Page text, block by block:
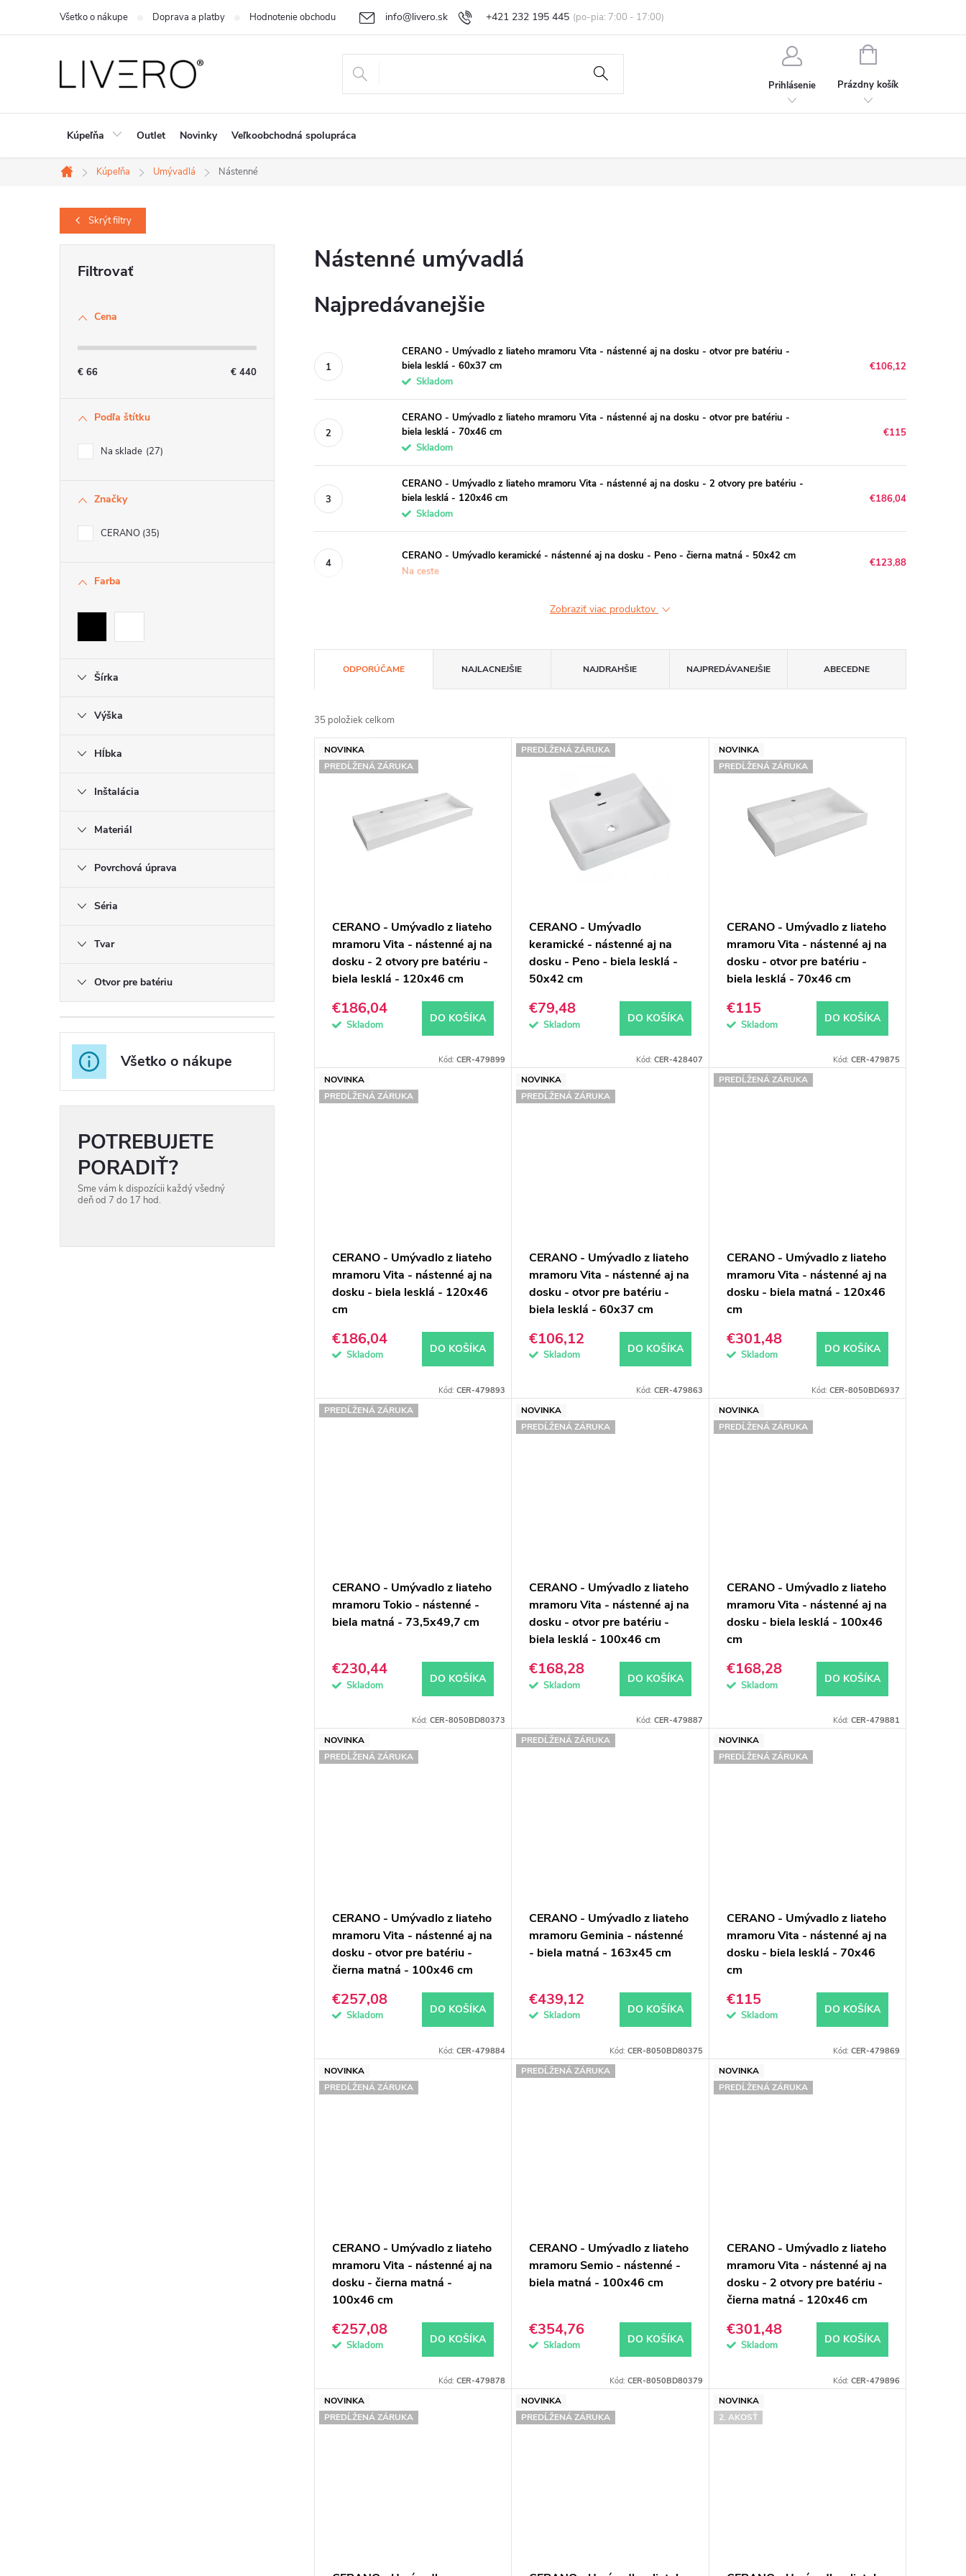
+421 232 195 445
info@livero.sk
Všetko o nákupe Doprava a platby Hodnotenie obchodu Vrátenie tovaru a reklamácia Obchodné podmienky Podmienky ochrany osobných údajov
Prihlásenie
NÁKUPNÝ
Prázdny košík
Kúpeľňa Outlet Novinky Veľkoobchodná spolupráca
Domov
Kúpeľňa Umývadlá Nástenné
Skrýtfiltry
Cena
€ 66 € 440
Podľa štítku
Na sklade 27
Značky
CERANO 35
Farba
Šírka
Výška
Hĺbka
Inštalácia
Materiál
Povrchová úprava
Séria
Tvar
Otvor pre batériu
Všetko o nákupe
POTREBUJETE
PORADIŤ?
Sme vám k dispozícii každý všedný
deň od 7 do 17 hod.
Nástenné umývadlá
Najpredávanejšie
CERANO - Umývadlo z liateho mramoru Vita - nástenné aj na dosku - otvor pre batériu -
biela lesklá - 60x37 cm
Skladom
€106,12
CERANO - Umývadlo z liateho mramoru Vita - nástenné aj na dosku - otvor pre batériu -
biela lesklá - 70x46 cm
Skladom
€115
CERANO - Umývadlo z liateho mramoru Vita - nástenné aj na dosku - 2 otvory pre batériu -
biela lesklá - 120x46 cm
Skladom
€186,04
CERANO - Umývadlo keramické - nástenné aj na dosku - Peno - čierna matná - 50x42 cm
Na ceste
€123,88
Zobraziť viac produktov
a
d
e
n
v
ODPORÚČAME NAJLACNEJŠIE NAJDRAHŠIE NAJPREDÁVANEJŠIE ABECEDNE
35 položiek celkom
V
ý
o
NOVINKA
PREDĹŽENÁ ZÁRUKA
CERANO - Umývadlo z liateho
mramoru Vita - nástenné aj na
dosku - 2 otvory pre batériu -
biela lesklá - 120x46 cm
€186,04
Skladom DO KOŠÍKA
Kód:CER-479899
PREDĹŽENÁ ZÁRUKA
CERANO - Umývadlo
keramické - nástenné aj na
dosku - Peno - biela lesklá -
50x42 cm
€79,48
Skladom DO KOŠÍKA
Kód: CER-428407
NOVINKA
PREDĹŽENÁ ZÁRUKA
CERANO - Umývadlo z liateho
mramoru Vita - nástenné aj na
dosku - otvor pre batériu -
biela lesklá - 70x46 cm
€115
Skladom DO KOŠÍKA
Kód: CER-479875
NOVINKA
PREDĹŽENÁ ZÁRUKA
CERANO - Umývadlo z liateho
mramoru Vita - nástenné aj na
dosku - biela lesklá - 120x46
cm
€186,04
Skladom DO KOŠÍKA
Kód:CER-479893
NOVINKA
PREDĹŽENÁ ZÁRUKA
CERANO - Umývadlo z liateho
mramoru Vita - nástenné aj na
dosku - otvor pre batériu -
biela lesklá - 60x37 cm
€106,12
Skladom DO KOŠÍKA
Kód: CER-479863
PREDĹŽENÁ ZÁRUKA
CERANO - Umývadlo z liateho
mramoru Vita - nástenné aj na
dosku - biela matná - 120x46
cm
€301,48
Skladom DO KOŠÍKA
Kód: CER-8050BD6937
PREDĹŽENÁ ZÁRUKA
CERANO - Umývadlo z liateho
mramoru Tokio - nástenné -
biela matná - 73,5x49,7 cm
€230,44
Skladom DO KOŠÍKA
Kód:CER-8050BD80373
NOVINKA
PREDĹŽENÁ ZÁRUKA
CERANO - Umývadlo z liateho
mramoru Vita - nástenné aj na
dosku - otvor pre batériu -
biela lesklá - 100x46 cm
€168,28
Skladom DO KOŠÍKA
Kód: CER-479887
NOVINKA
PREDĹŽENÁ ZÁRUKA
CERANO - Umývadlo z liateho
mramoru Vita - nástenné aj na
dosku - biela lesklá - 100x46
cm
€168,28
Skladom DO KOŠÍKA
Kód: CER-479881
NOVINKA
PREDĹŽENÁ ZÁRUKA
CERANO - Umývadlo z liateho
mramoru Vita - nástenné aj na
dosku - otvor pre batériu -
čierna matná - 100x46 cm
€257,08
Skladom DO KOŠÍKA
Kód:CER-479884
PREDĹŽENÁ ZÁRUKA
CERANO - Umývadlo z liateho
mramoru Geminia - nástenné
- biela matná - 163x45 cm
€439,12
Skladom DO KOŠÍKA
Kód: CER-8050BD80375
NOVINKA
PREDĹŽENÁ ZÁRUKA
CERANO - Umývadlo z liateho
mramoru Vita - nástenné aj na
dosku - biela lesklá - 70x46
cm
€115
Skladom DO KOŠÍKA
Kód: CER-479869
NOVINKA
PREDĹŽENÁ ZÁRUKA
CERANO - Umývadlo z liateho
mramoru Vita - nástenné aj na
dosku - čierna matná -
100x46 cm
€257,08
Skladom DO KOŠÍKA
Kód:CER-479878
PREDĹŽENÁ ZÁRUKA
CERANO - Umývadlo z liateho
mramoru Semio - nástenné -
biela matná - 100x46 cm
€354,76
Skladom DO KOŠÍKA
Kód: CER-8050BD80379
NOVINKA
PREDĹŽENÁ ZÁRUKA
CERANO - Umývadlo z liateho
mramoru Vita - nástenné aj na
dosku - 2 otvory pre batériu -
čierna matná - 120x46 cm
€301,48
Skladom DO KOŠÍKA
Kód: CER-479896
NOVINKA
PREDĹŽENÁ ZÁRUKA
NOVINKA
PREDĹŽENÁ ZÁRUKA
NOVINKA
2. AKOSŤ